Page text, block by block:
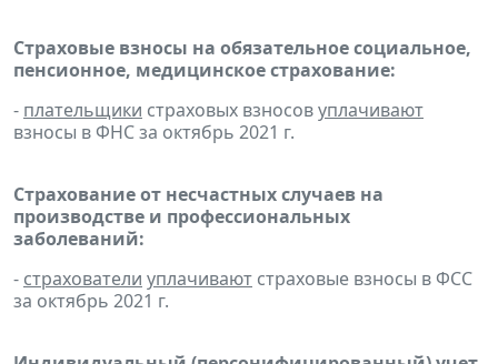
Страховые взносы на обязательное социальное,
пенсионное, медицинское страхование:
- плательщики страховых взносовуплачивают
взносы в ФНС за октябрь 2021 г.
Страхование от несчастных случаев на
производстве и профессиональных
заболеваний:
- страхователи уплачивают страховые взносы в ФСС
за октябрь 2021 г.